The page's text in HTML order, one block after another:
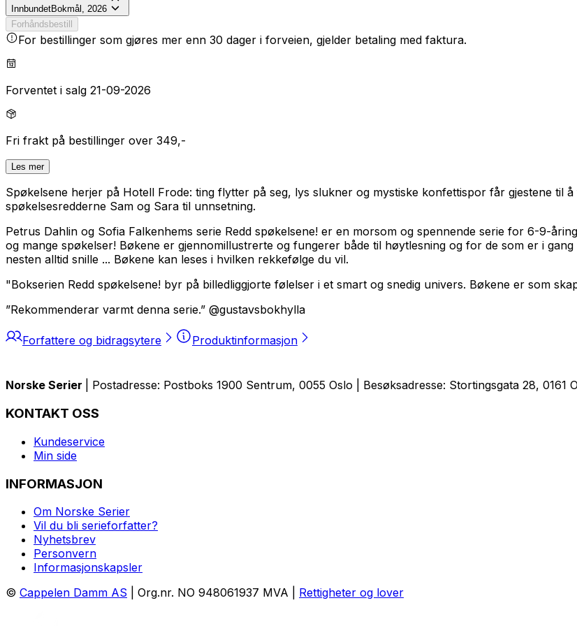
InnbundetBokmål, 2026
Forhåndsbestill
For bestillinger som gjøres mer enn 30 dager i forveien, gjelder betaling med faktura.
Forventet i salg 21-09-2026
Fri frakt på bestillinger over 349,-
Les mer
Spøkelsene herjer på Hotell Frode: ting flytter på seg, lys slukner og mystiske konfettispor får gjestene til
spøkelsesredderne Sam og Sara til unnsetning.
Petrus Dahlin og Sofia Falkenhems serie Redd spøkelsene! er en morsom og spennende serie for 6-9-
og mange spøkelser! Bøkene er gjennomillustrerte og fungerer både til høytlesning og for de som er i
nesten alltid snille ... Bøkene kan leses i hvilken rekkefølge du vil.
"Bokserien Redd spøkelsene! byr på billedliggjorte følelser i et smart og snedig univers. Bøkene er som
”Rekommenderar varmt denna serie.” @gustavsbokhylla
Forfattere og bidragsytere Produktinformasjon
Norske Serier | Postadresse: Postboks 1900 Sentrum, 0055 Oslo | Besøksadresse: Stortingsgata 28, 0161
KONTAKT OSS
Kundeservice
Min side
INFORMASJON
Om Norske Serier
Vil du bli serieforfatter?
Nyhetsbrev
Personvern
Informasjonskapsler
© Cappelen Damm AS | Org.nr. NO 948061937 MVA | Rettigheter og lover